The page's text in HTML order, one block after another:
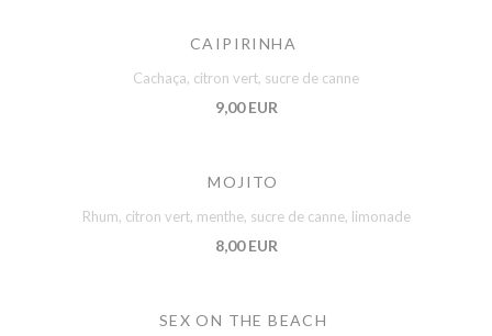
CAIPIRINHA
Cachaça, citron vert, sucre de canne
9,00 EUR
MOJITO
Rhum, citron vert, menthe, sucre de canne, limonade
8,00 EUR
SEX ON THE BEACH